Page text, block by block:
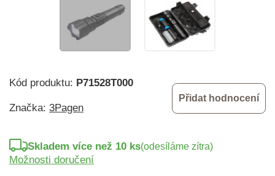
Kód produktu: P71528T000
Značka: 3Pagen
Přidat hodnocení
Skladem více než 10 ks(odesíláme zítra)
Možnosti doručení